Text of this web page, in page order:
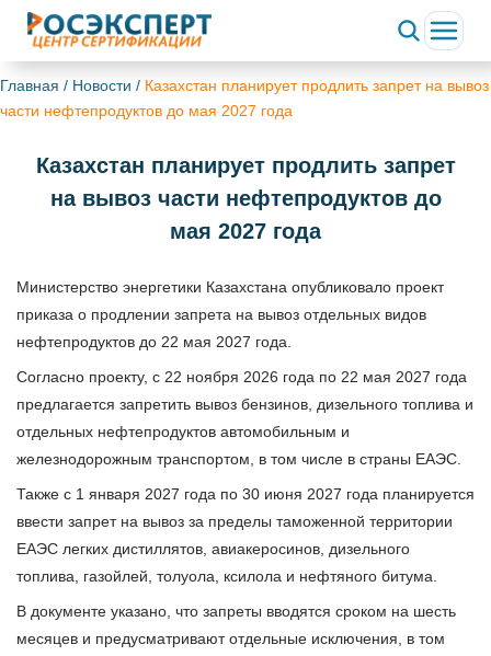
Главная / Новости / Казахстан планирует продлить запрет на вывоз
части нефтепродуктов до мая 2027 года
Казахстан планирует продлить запрет
на вывоз части нефтепродуктов до
мая 2027 года
Министерство энергетики Казахстана опубликовало проект
приказа о продлении запрета на вывоз отдельных видов
нефтепродуктов до 22 мая 2027 года.
Согласно проекту, с 22 ноября 2026 года по 22 мая 2027 года
предлагается запретить вывоз бензинов, дизельного топлива и
отдельных нефтепродуктов автомобильным и
железнодорожным транспортом, в том числе в страны ЕАЭС.
Также с 1 января 2027 года по 30 июня 2027 года планируется
ввести запрет на вывоз за пределы таможенной территории
ЕАЭС легких дистиллятов, авиакеросинов, дизельного
топлива, газойлей, толуола, ксилола и нефтяного битума.
В документе указано, что запреты вводятся сроком на шесть
месяцев и предусматривают отдельные исключения, в том